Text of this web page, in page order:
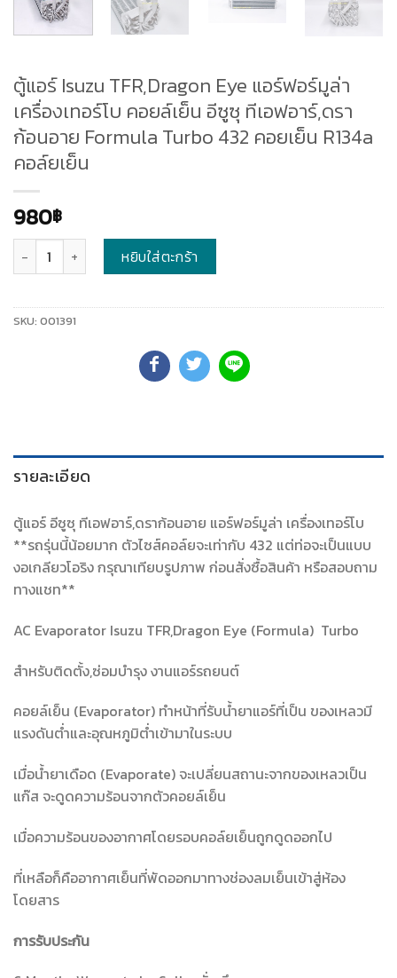
ตู้แอร์ Isuzu TFR,Dragon Eye แอร์ฟอร์มูล่า
เครื่องเทอร์โบ คอยล์เย็น อีซูซุ ทีเอฟอาร์,ดรา
ก้อนอาย Formula Turbo 432 คอยเย็น R134a
คอล์ยเย็น
980฿
หยิบใส่ตะกร้า
SKU: 001391
รายละเอียด
ตู้แอร์ อีซูซุ ทีเอฟอาร์,ดราก้อนอาย แอร์ฟอร์มูล่า เครื่องเทอร์โบ
**รถรุ่นนี้น้อยมาก ตัวไซส์คอล์ยจะเท่ากับ 432 แต่ท่อจะเป็นแบบ
งอเกลียวโอริง กรุณาเทียบรูปภาพ ก่อนสั่งซื้อสินค้า หรือสอบถาม
ทางแชท**
AC Evaporator Isuzu TFR,Dragon Eye (Formula) Turbo
สำหรับติดตั้ง,ซ่อมบำรุง งานแอร์รถยนต์
คอยล์เย็น (Evaporator) ทำหน้าที่รับน้ำยาแอร์ที่เป็น ของเหลวมี
แรงดันต่ำและอุณหภูมิต่ำเข้ามาในระบบ
เมื่อน้ำยาเดือด (Evaporate) จะเปลี่ยนสถานะจากของเหลวเป็น
แก๊ส จะดูดความร้อนจากตัวคอยล์เย็น
เมื่อความร้อนของอากาศโดยรอบคอล์ยเย็นถูกดูดออกไป
ที่เหลือก็คืออากาศเย็นที่พัดออกมาทางช่องลมเย็นเข้าสู่ห้อง
โดยสาร
การรับประกัน